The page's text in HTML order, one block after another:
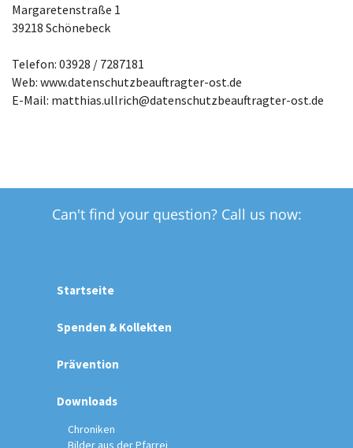
Margaretenstraße 1
39218 Schönebeck
Telefon: 03928 / 7287181
Web: www.datenschutzbeauftragter-ost.de
E-Mail: matthias.ullrich@datenschutzbeauftragter-ost.de
Can't find your question? Call us now:
Startseite
Spenden & Kollekten
Prävention
Downloads
Chroniken
Bilder aus der Pfarrei